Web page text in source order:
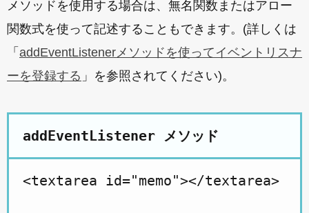
メソッドを使用する場合は、無名関数またはアロー
関数式を使って記述することもできます。(詳しくは
「 addEventListenerメソッドを使ってイベントリスナ
ーを登録する 」を参照されてください)。
addEventListener メソッド
<textarea id="memo"></textarea>